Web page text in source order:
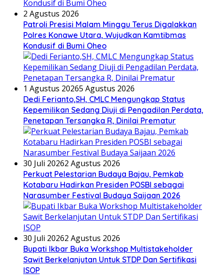
2 Agustus 2026
Patroli Presisi Malam Minggu Terus Digalakkan
Polres Konawe Utara, Wujudkan Kamtibmas
Kondusif di Bumi Oheo
1 Agustus 20265 Agustus 2026
Dedi Ferianto,SH, CMLC Mengungkap Status
Kepemilikan Sedang Diuji di Pengadilan Perdata,
Penetapan Tersangka R, Dinilai Prematur
30 Juli 20262 Agustus 2026
Perkuat Pelestarian Budaya Bajau, Pemkab
Kotabaru Hadirkan Presiden POSBI sebagai
Narasumber Festival Budaya Saijaan 2026
30 Juli 20262 Agustus 2026
Bupati Ikbar Buka Workshop Multistakeholder
Sawit Berkelanjutan Untuk STDP Dan Sertifikasi
ISOP